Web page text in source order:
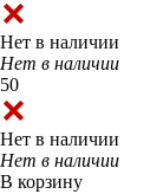
Нет в наличии
Нет в наличии
50
Нет в наличии
Нет в наличии
В корзину